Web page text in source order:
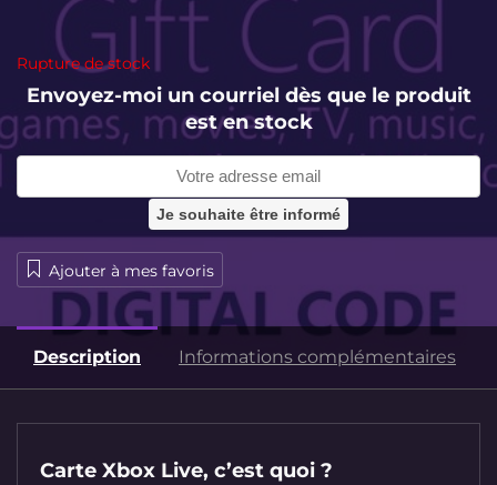
Rupture de stock
Envoyez-moi un courriel dès que le produit
est en stock
Ajouter à mes favoris
Description Informations complémentaires
Carte Xbox Live, c’est quoi ?